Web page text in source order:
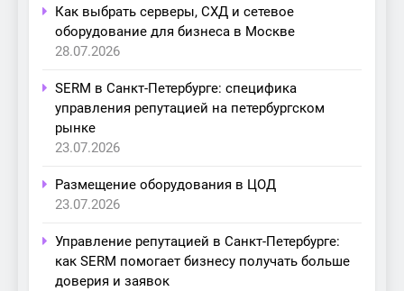
Как выбрать серверы, СХД и сетевое
оборудование для бизнеса в Москве
28.07.2026
SERM в Санкт-Петербурге: специфика
управления репутацией на петербургском
рынке
23.07.2026
Размещение оборудования в ЦОД
23.07.2026
Управление репутацией в Санкт-Петербурге:
как SERM помогает бизнесу получать больше
доверия и заявок